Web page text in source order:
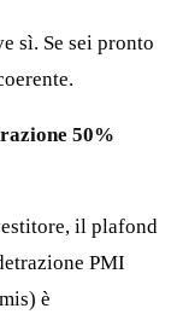
sì. Se sei pronto
50%
il plafond
PMI
è